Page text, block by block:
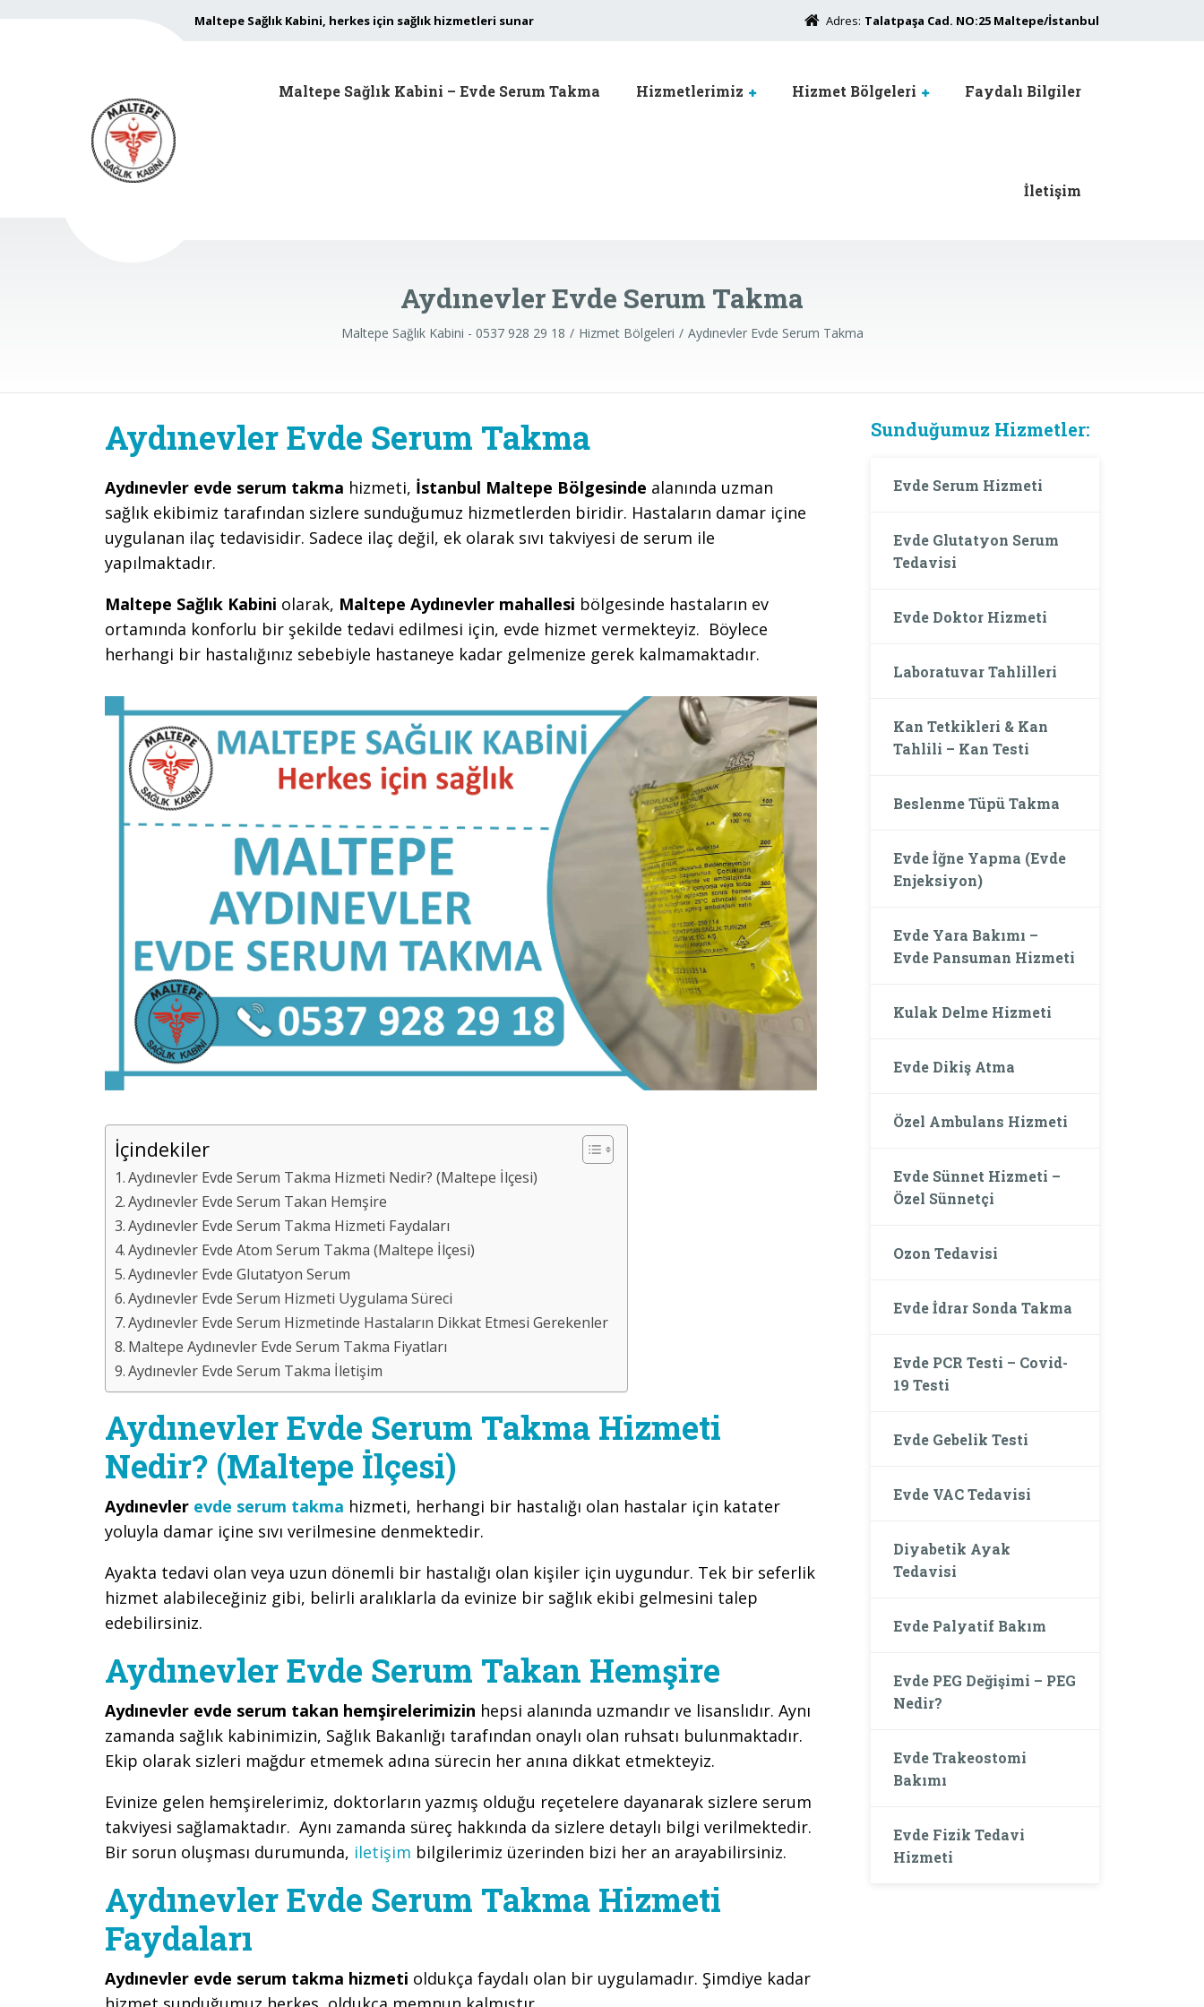
Maltepe Sağlık Kabini, herkes için sağlık hizmetleri sunar Adres: Talatpaşa Cad. NO:25 Maltepe/İstanbul
Maltepe Sağlık Kabini – Evde Serum Takma Hizmetlerimiz Hizmet Bölgeleri Faydalı Bilgiler
İletişim
Aydınevler Evde Serum Takma
Maltepe Sağlık Kabini - 0537 928 29 18 Hizmet Bölgeleri Aydınevler Evde Serum Takma
Aydınevler Evde Serum Takma
Aydınevler evde serum takma hizmeti, İstanbul Maltepe Bölgesinde alanında uzman
sağlık ekibimiz tarafından sizlere sunduğumuz hizmetlerden biridir. Hastaların damar içine
uygulanan ilaç tedavisidir. Sadece ilaç değil, ek olarak sıvı takviyesi de serum ile
yapılmaktadır.
Maltepe Sağlık Kabini olarak, Maltepe Aydınevler mahallesi bölgesinde hastaların ev
ortamında konforlu bir şekilde tedavi edilmesi için, evde hizmet vermekteyiz. Böylece
herhangi bir hastalığınız sebebiyle hastaneye kadar gelmenize gerek kalmamaktadır.
İçindekiler
Aydınevler Evde Serum Takma Hizmeti Nedir? (Maltepe İlçesi)
Aydınevler Evde Serum Takan Hemşire
Aydınevler Evde Serum Takma Hizmeti Faydaları
Aydınevler Evde Atom Serum Takma (Maltepe İlçesi)
Aydınevler Evde Glutatyon Serum
Aydınevler Evde Serum Hizmeti Uygulama Süreci
Aydınevler Evde Serum Hizmetinde Hastaların Dikkat Etmesi Gerekenler
Maltepe Aydınevler Evde Serum Takma Fiyatları
Aydınevler Evde Serum Takma İletişim
Aydınevler Evde Serum Takma Hizmeti
Nedir? (Maltepe İlçesi)
Aydınevler evde serum takma hizmeti, herhangi bir hastalığı olan hastalar için katater
yoluyla damar içine sıvı verilmesine denmektedir.
Ayakta tedavi olan veya uzun dönemli bir hastalığı olan kişiler için uygundur. Tek bir seferlik
hizmet alabileceğiniz gibi, belirli aralıklarla da evinize bir sağlık ekibi gelmesini talep
edebilirsiniz.
Aydınevler Evde Serum Takan Hemşire
Aydınevler evde serum takan hemşirelerimizin hepsi alanında uzmandır ve lisanslıdır. Aynı
zamanda sağlık kabinimizin, Sağlık Bakanlığı tarafından onaylı olan ruhsatı bulunmaktadır.
Ekip olarak sizleri mağdur etmemek adına sürecin her anına dikkat etmekteyiz.
Evinize gelen hemşirelerimiz, doktorların yazmış olduğu reçetelere dayanarak sizlere serum
takviyesi sağlamaktadır. Aynı zamanda süreç hakkında da sizlere detaylı bilgi verilmektedir.
Bir sorun oluşması durumunda, iletişim bilgilerimiz üzerinden bizi her an arayabilirsiniz.
Aydınevler Evde Serum Takma Hizmeti
Faydaları
Aydınevler evde serum takma hizmeti oldukça faydalı olan bir uygulamadır. Şimdiye kadar
Sunduğumuz Hizmetler:
Evde Serum Hizmeti
Evde Glutatyon Serum
Tedavisi
Evde Doktor Hizmeti
Laboratuvar Tahlilleri
Kan Tetkikleri & Kan
Tahlili – Kan Testi
Beslenme Tüpü Takma
Evde İğne Yapma (Evde
Enjeksiyon)
Evde Yara Bakımı –
Evde Pansuman Hizmeti
Kulak Delme Hizmeti
Evde Dikiş Atma
Özel Ambulans Hizmeti
Evde Sünnet Hizmeti –
Özel Sünnetçi
Ozon Tedavisi
Evde İdrar Sonda Takma
Evde PCR Testi – Covid-
19 Testi
Evde Gebelik Testi
Evde VAC Tedavisi
Diyabetik Ayak
Tedavisi
Evde Palyatif Bakım
Evde PEG Değişimi – PEG
Nedir?
Evde Trakeostomi
Bakımı
Evde Fizik Tedavi
Hizmeti